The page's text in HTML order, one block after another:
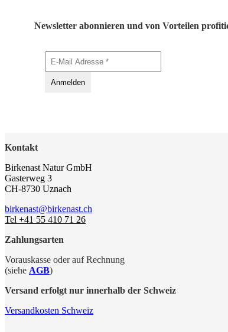
Newsletter abonnieren und von Vorteilen
Kontakt
Birkenast Natur GmbH
Gasterweg 3
CH-8730 Uznach
birkenast@birkenast.ch
Tel +41 55 410 71 26
Zahlungsarten
Vorauskasse oder auf Rechnung
(siehe AGB)
Versand erfolgt nur innerhalb der Schweiz
Versandkosten Schweiz